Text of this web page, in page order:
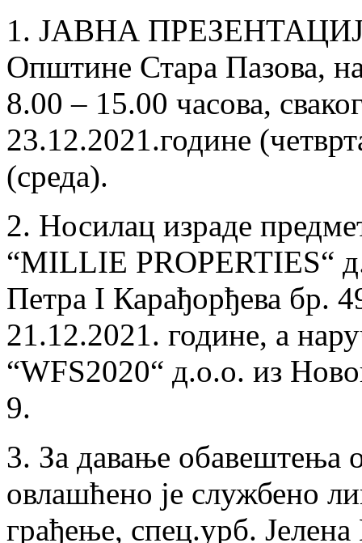
1. ЈАВНА ПРЕЗЕНТАЦИЈА
Oпштине Стара Пазова,
8.00 – 15.00 часова,
23.12.2021.године
(среда).
2. Носилац израде
“MILLIE PROPERTIES“
Петра I Карађорђева бр.
21.12.2021. године, а
“WFS2020“ д.о.о. из
9.
3. За давање обавештења
овлашћено је службено
грађење, спец.урб.